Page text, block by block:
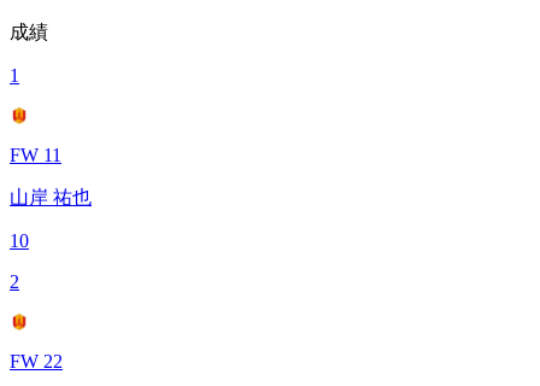
成績
1
FW 11
山岸 祐也
10
2
FW 22